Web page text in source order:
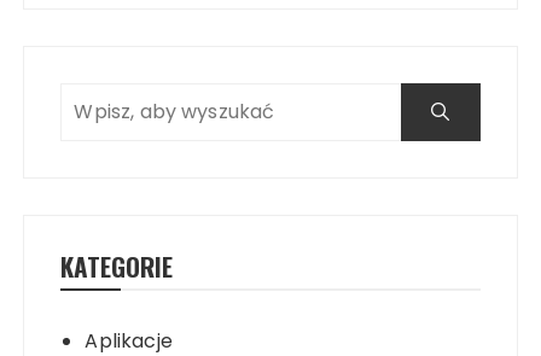
KATEGORIE
Aplikacje